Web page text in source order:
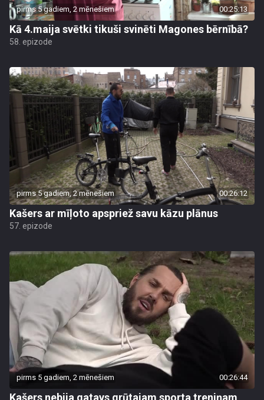
pirms 5 gadiem, 2 mēnešiem 00:25:13
Kā 4.maija svētki tikuši svinēti Magones bērnībā?
58. epizode
pirms 5 gadiem, 2 mēnešiem 00:26:12
Kašers ar mīļoto apspriež savu kāzu plānus
57. epizode
pirms 5 gadiem, 2 mēnešiem 00:26:44
Kašers nebija gatavs grūtajam sporta treniņam